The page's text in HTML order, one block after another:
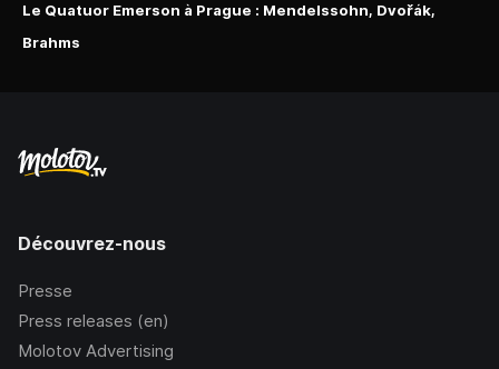
Le Quatuor Emerson à Prague : Mendelssohn, Dvořák,
Brahms
Découvrez-nous
Presse
Press releases (en)
Molotov Advertising